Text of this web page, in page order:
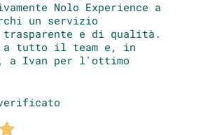
Nolo Experience a
un servizio
e di qualità.
a tutto il team e, in
a Ivan per l'ottimo